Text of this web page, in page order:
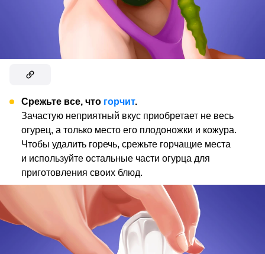
Срежьте все, что горчит.
Зачастую неприятный вкус приобретает не весь
огурец, а только место его плодоножки и кожура.
Чтобы удалить горечь, срежьте горчащие места
и используйте остальные части огурца для
приготовления своих блюд.